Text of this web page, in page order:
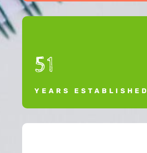
51
YEARS ESTABLISHED